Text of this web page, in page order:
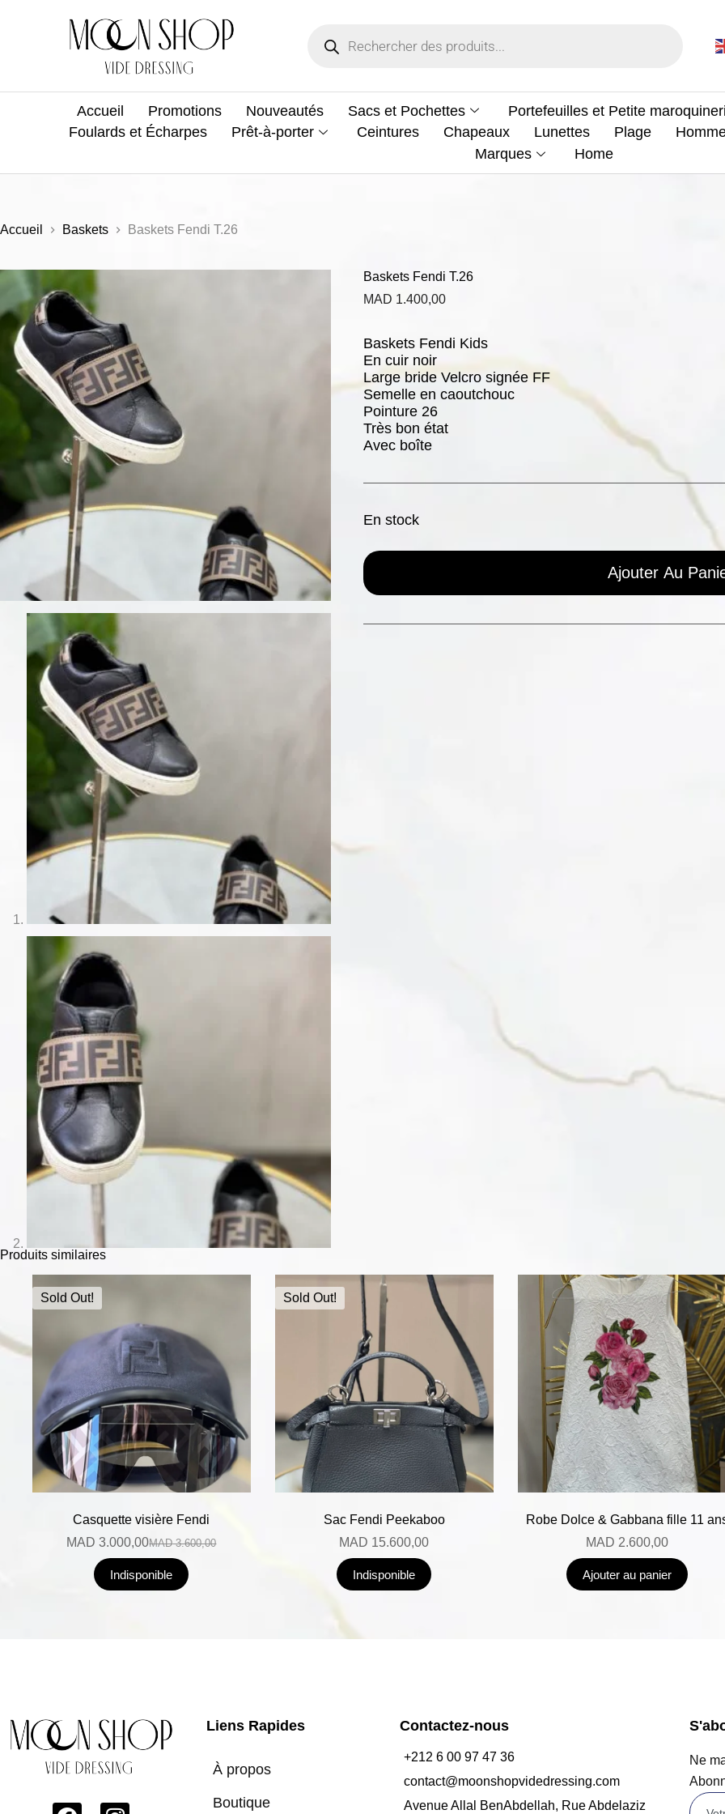
Accueil Promotions Nouveautés Sacs et Pochettes
Portefeuilles et Petite
Foulards et Écharpes
Prêt-à-porter Ceintures Chapeaux Lunettes Plage
Marques
Home
Accueil Baskets Baskets Fendi T.26
Baskets Fendi T.26
MAD 1.400,00
Baskets Fendi Kids
En cuir noir
Large bride Velcro signée FF
Semelle en caoutchouc
Pointure 26
Très bon état
Avec boîte
En stock
Ajouter Au
Produits similaires
Sold Out!
Casquette visière Fendi
MAD3.600,00
MAD 3.000,00
Indisponible
Sold Out!
Sac Fendi Peekaboo
MAD 15.600,00
Indisponible
Robe Dolce & Gabbana fille 11
MAD 2.600,00
Ajouter au panier
Liens Rapides
À propos
Boutique
Contactez-nous
+212 6 00 97 47 36
contact@moonshopvidedressing.com
Avenue Allal BenAbdellah, Rue Abdelaziz
Ne